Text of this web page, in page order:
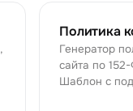
Политика
Генератор
сайта по
Шаблон с